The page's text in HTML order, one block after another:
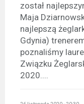
został
Maja
najlepszą
Gdynia)
poznaliśmy
Związku
2020....